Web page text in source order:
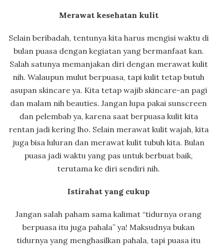
Merawat kesehatan kulit
Selain beribadah, tentunya kita harus mengisi waktu di
bulan puasa dengan kegiatan yang bermanfaat kan.
Salah satunya memanjakan diri dengan merawat kulit
nih. Walaupun mulut berpuasa, tapi kulit tetap butuh
asupan skincare ya. Kita tetap wajib skincare-an pagi
dan malam nih beauties. Jangan lupa pakai sunscreen
dan pelembab ya, karena saat berpuasa kulit kita
rentan jadi kering lho. Selain merawat kulit wajah, kita
juga bisa luluran dan merawat kulit tubuh kita. Bulan
puasa jadi waktu yang pas untuk berbuat baik,
terutama ke diri sendiri nih.
Istirahat yang cukup
Jangan salah paham sama kalimat “tidurnya orang
berpuasa itu juga pahala” ya! Maksudnya bukan
tidurnya yang menghasilkan pahala, tapi puasa itu